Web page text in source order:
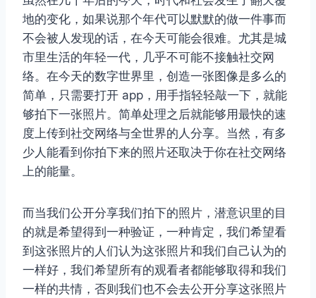
地的变化，如果说那个年代可以默默的做一件事而
不会被人发现的话，在今天可能会很难。尤其是城
市里生活的年轻一代，几乎不可能不接触社交网
络。在今天的数字世界里，创造一张图像是多么的
简单，只需要打开 app，用手指轻轻敲一下，就能
够拍下一张照片。简单处理之后就能够用最快的速
度上传到社交网络与全世界的人分享。当然，有多
少人能看到你拍下来的照片还取决于你在社交网络
上的能量。
而当我们公开分享我们拍下的照片，潜意识里的目
的就是希望得到一种验证，一种肯定，我们希望看
到这张照片的人们认为这张照片和我们自己认为的
一样好，我们希望所有的观看者都能够取得和我们
一样的共情，否则我们也不会去公开分享这张照片